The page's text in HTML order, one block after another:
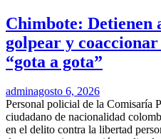
Chimbote: Detienen
golpear y
“gota a gota”
adminagosto 6, 2026
Personal policial de la Comisaría
ciudadano de nacionalidad
en el delito contra la libertad